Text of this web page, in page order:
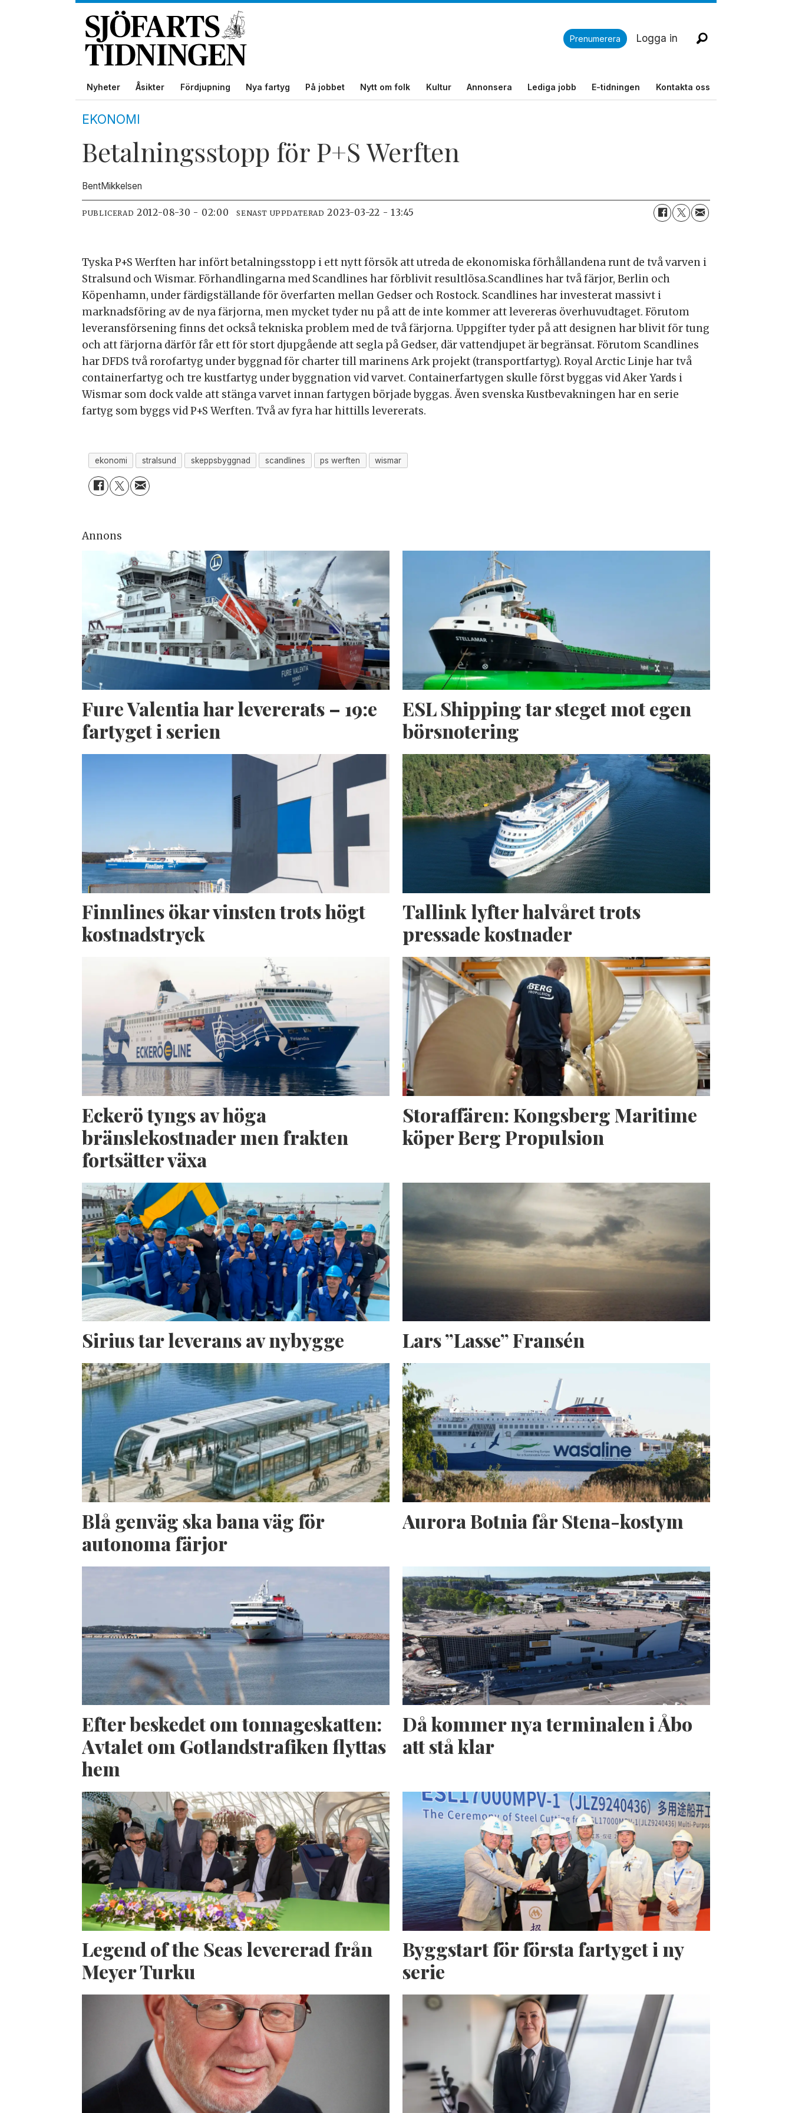
Prenumerera Logga in
Nyheter Åsikter Fördjupning Nya fartyg På jobbet Nytt om folk Kultur Annonsera Lediga jobb E-tidningen Kontakta oss
EKONOMI
Betalningsstopp för P+S Werften
BentMikkelsen
PUBLICERAD 2012-08-30 - 02:00 SENAST UPPDATERAD 2023-03-22 - 13:45
Tyska P+S Werften har infört betalningsstopp i ett nytt försök att utreda de ekonomiska förhållandena runt de två varven i
Stralsund och Wismar. Förhandlingarna med Scandlines har förblivit resultlösa.Scandlines har två färjor, Berlin och
Köpenhamn, under färdigställande för överfarten mellan Gedser och Rostock. Scandlines har investerat massivt i
marknadsföring av de nya färjorna, men mycket tyder nu på att de inte kommer att levereras överhuvudtaget. Förutom
leveransförsening finns det också tekniska problem med de två färjorna. Uppgifter tyder på att designen har blivit för tung
och att färjorna därför får ett för stort djupgående att segla på Gedser, där vattendjupet är begränsat. Förutom Scandlines
har DFDS två rorofartyg under byggnad för charter till marinens Ark projekt (transportfartyg). Royal Arctic Linje har två
containerfartyg och tre kustfartyg under byggnation vid varvet. Containerfartygen skulle först byggas vid Aker Yards i
Wismar som dock valde att stänga varvet innan fartygen började byggas. Även svenska Kustbevakningen har en serie
fartyg som byggs vid P+S Werften. Två av fyra har hittills levererats.
ekonomi stralsund skeppsbyggnad scandlines ps werften wismar
Annons
Fure Valentia har levererats – 19:e
fartyget i serien
ESL Shipping tar steget mot egen
börsnotering
Finnlines ökar vinsten trots högt
kostnadstryck
Tallink lyfter halvåret trots
pressade kostnader
Eckerö tyngs av höga
bränslekostnader men frakten
fortsätter växa
Storaffären: Kongsberg Maritime
köper Berg Propulsion
Sirius tar leverans av nybygge Lars ”Lasse” Fransén
Blå genväg ska bana väg för
autonoma färjor
Aurora Botnia får Stena-kostym
Efter beskedet om tonnageskatten:
Avtalet om Gotlandstrafiken flyttas
hem
Då kommer nya terminalen i Åbo
att stå klar
Legend of the Seas levererad från
Meyer Turku
Byggstart för första fartyget i ny
serie